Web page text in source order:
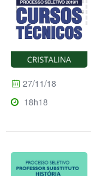
27/11/18
18h18